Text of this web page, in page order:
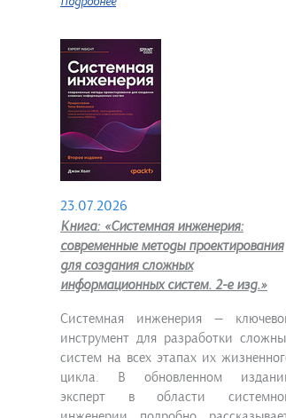
23.07.2026
Книга: «Системная инженерия:
современные методы проектирования
для создания сложных
информационных систем. 2-е изд.»
Системная инженерия —
инструмент для разработки
систем на всех этапах их
цикла. В обновленном
эксперт в области